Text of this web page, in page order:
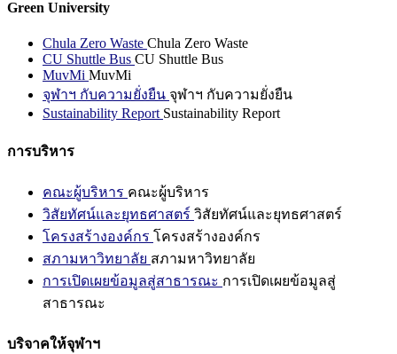
Green University
Chula Zero Waste Chula Zero Waste
CU Shuttle Bus CU Shuttle Bus
MuvMi MuvMi
จุฬาฯ กับความยั่งยืน จุฬาฯ กับความยั่งยืน
Sustainability Report Sustainability Report
การบริหาร
คณะผู้บริหาร คณะผู้บริหาร
วิสัยทัศน์และยุทธศาสตร์ วิสัยทัศน์และยุทธศาสตร์
โครงสร้างองค์กร โครงสร้างองค์กร
สภามหาวิทยาลัย สภามหาวิทยาลัย
การเปิดเผยข้อมูลสู่สาธารณะ การเปิดเผยข้อมูลสู่
สาธารณะ
บริจาคให้จุฬาฯ